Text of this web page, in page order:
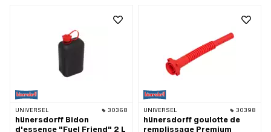
UNIVERSEL 30368
hünersdorff Bidon
d'essence "Fuel Friend" 2 L
UNIVERSEL 30398
hünersdorff goulotte de
remplissage Premium